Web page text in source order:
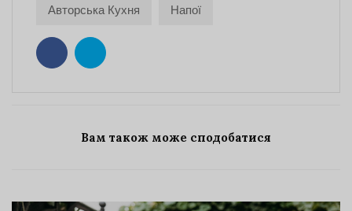
Авторська Кухня Напої
Вам також може сподобатися